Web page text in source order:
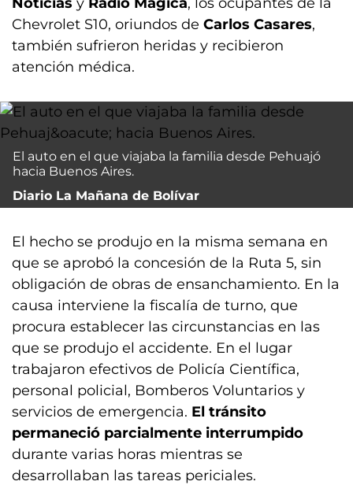
Chevrolet S10, oriundos de Carlos Casares,
también sufrieron heridas y recibieron
atención médica.
El auto en el que viajaba la familia desde Pehuajó
hacia Buenos Aires.
Diario La Mañana de Bolívar
El hecho se produjo en la misma semana en
que se aprobó la concesión de la Ruta 5, sin
obligación de obras de ensanchamiento. En la
causa interviene la fiscalía de turno, que
procura establecer las circunstancias en las
que se produjo el accidente. En el lugar
trabajaron efectivos de Policía Científica,
personal policial, Bomberos Voluntarios y
servicios de emergencia. El tránsito
permaneció parcialmente interrumpido
durante varias horas mientras se
desarrollaban las tareas periciales.